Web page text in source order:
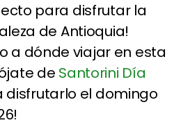
para disfrutar la
de Antioquia!
a dónde viajar en esta
de Santorini Día
disfrutarlo el domingo